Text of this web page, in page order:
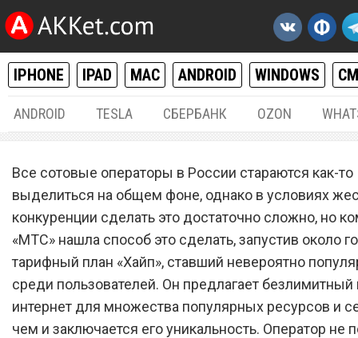
IPHONE IPAD MAC ANDROID WINDOWS
ANDROID TESLA СБЕРБАНК OZON
Самый популярный тариф
сотового оператора
«МТС» навсегда
из-за безумной причины
Все сотовые операторы в России стараются как-то
выделиться на общем фоне, однако в условиях
конкуренции сделать это достаточно сложно, но
«МТС» нашла способ это сделать, запустив около
тарифный план «Хайп», ставший невероятно
среди пользователей. Он предлагает
интернет для множества популярных ресурсов и
чем и заключается его уникальность. Оператор не